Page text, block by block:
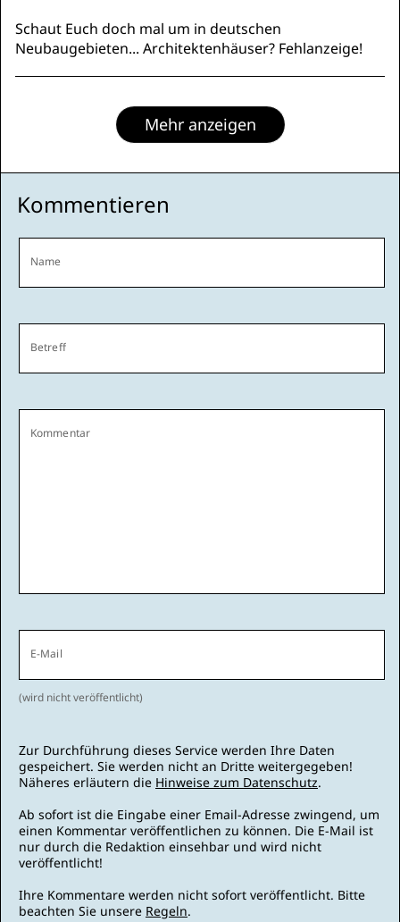
Schaut Euch doch mal um in deutschen
Neubaugebieten... Architektenhäuser? Fehlanzeige!
Mehr anzeigen
Kommentieren
Name
Betreff
Kommentar
E-Mail
(wird nicht veröffentlicht)
Zur Durchführung dieses Service werden Ihre Daten
gespeichert. Sie werden nicht an Dritte weitergegeben!
Näheres erläutern die Hinweise zum Datenschutz.
Ab sofort ist die Eingabe einer Email-Adresse zwingend, um
einen Kommentar veröffentlichen zu können. Die E-Mail ist
nur durch die Redaktion einsehbar und wird nicht
veröffentlicht!
Ihre Kommentare werden nicht sofort veröffentlicht. Bitte
beachten Sie unsere Regeln.